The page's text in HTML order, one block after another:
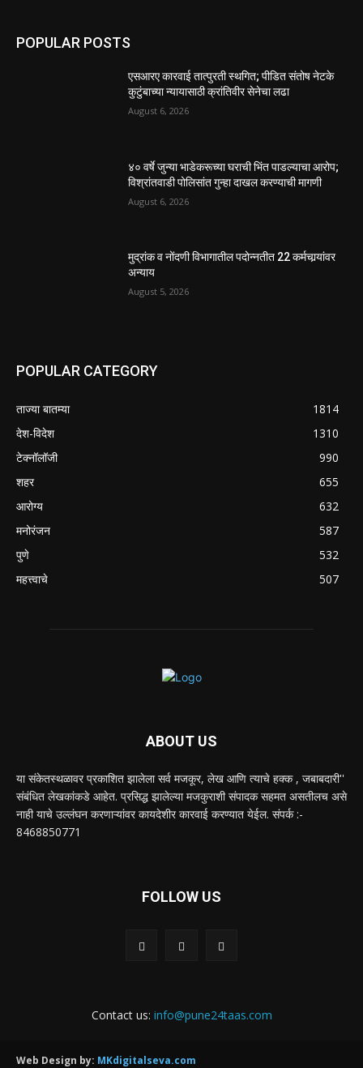
POPULAR POSTS
एसआरए कारवाई तात्पुरती स्थगित; पीडित संतोष नेटके
कुटुंबाच्या न्यायासाठी क्रांतिवीर सेनेचा लढा
August 6, 2026
४० वर्षे जुन्या भाडेकरूच्या घराची भिंत पाडल्याचा आरोप;
विश्रांतवाडी पोलिसांत गुन्हा दाखल करण्याची मागणी
August 6, 2026
मुद्रांक व नोंदणी विभागातील पदोन्नतीत 22 कर्मचार्‍यांवर
अन्याय
August 5, 2026
POPULAR CATEGORY
ताज्या बातम्या
1814
देश-विदेश
1310
टेक्नॉलॉजी
990
शहर
655
आरोग्य
632
मनोरंजन
587
पुणे
532
महत्त्वाचे
507
ABOUT US
या संकेतस्थळावर प्रकाशित झालेला सर्व मजकूर, लेख आणि त्याचे हक्क , जबाबदारी''
संबंधित लेखकांकडे आहेत. प्रसिद्ध झालेल्या मजकुराशी संपादक सहमत असतीलच असे
नाही याचे उल्लंघन करणाऱ्यांवर कायदेशीर कारवाई करण्यात येईल. संपर्क :-
8468850771
FOLLOW US
Contact us: info@pune24taas.com
Web Design by: MKdigitalseva.com